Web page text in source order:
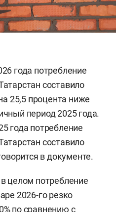
года потребление
составило
25,5 процента ниже
период 2025 года.
года потребление
составило
в документе.
в целом потребление
2026-го резко
по сравнению с